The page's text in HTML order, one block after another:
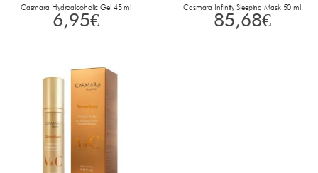
Casmara Hydroalcoholic Gel 45 ml
6,95€
Casmara Infinity Sleeping Mask 50 ml
85,68€